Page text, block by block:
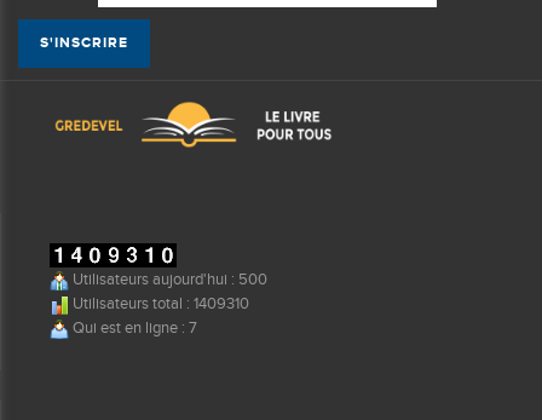
Utilisateurs aujourd'hui : 500
Utilisateurs total : 1409310
Qui est en ligne : 7